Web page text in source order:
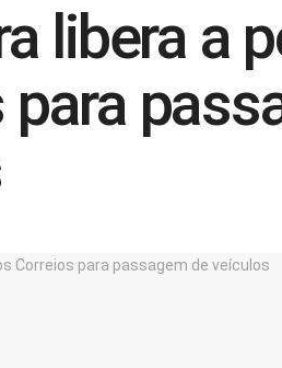
libera a
para